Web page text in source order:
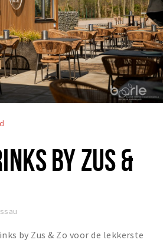
BY ZUS &
by Zus & Zo voor de lekkerste